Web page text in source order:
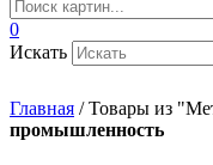
0
Искать
Главная /Товары из
промышленность